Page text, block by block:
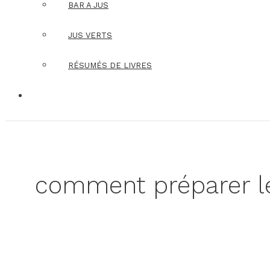
BAR A JUS
JUS VERTS
RÉSUMÉS DE LIVRES
comment préparer